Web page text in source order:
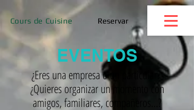
Reservar
Cours de Cuisine
EVENTOS
¿Eres una empresa o un particular?
¿Quieres organizar un momento con
amigos, familiares, compañeros...?